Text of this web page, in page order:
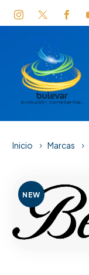
Inicio Marcas
NEW